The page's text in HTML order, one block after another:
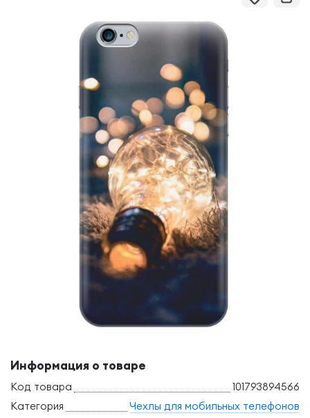
Информация о товаре
Код товара
101793894566
Категория
Чехлы для мобильных телефонов